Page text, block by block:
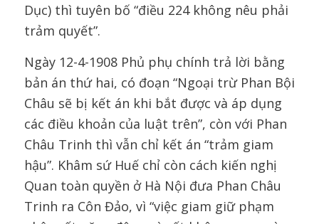
Dục) thì tuyên bố “điều 224 không nêu phải
trảm quyết”.
Ngày 12-4-1908 Phủ phụ chính trả lời bằng
bản án thứ hai, có đoạn “Ngoại trừ Phan Bội
Châu sẽ bị kết án khi bắt được và áp dụng
các điều khoản của luật trên”, còn với Phan
Châu Trinh thì vẫn chỉ kết án “trảm giam
hậu”. Khâm sứ Huế chỉ còn cách kiến nghị
Quan toàn quyền ở Hà Nội đưa Phan Châu
Trinh ra Côn Đảo, vì “việc giam giữ phạm